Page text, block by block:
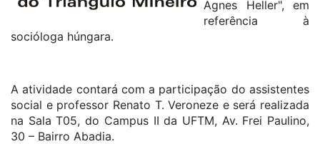
Agnes Heller", em
referência à
socióloga húngara.
A atividade contará com a participação do assistentes
social e professor Renato T. Veroneze e será realizada
na Sala T05, do Campus II da UFTM, Av. Frei Paulino,
30 – Bairro Abadia.